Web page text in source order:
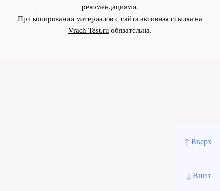
↑ Вверх
↓ Вниз
рекомендациями.
При копировании материалов с сайта активная ссылка на
Vrach-Test.ru обязательна.